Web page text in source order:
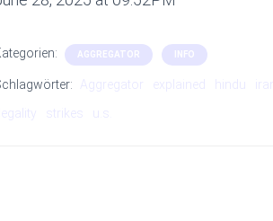
AGGREGATOR INFO
Aggregator explained hindu
iran
legality
strikes u.s.